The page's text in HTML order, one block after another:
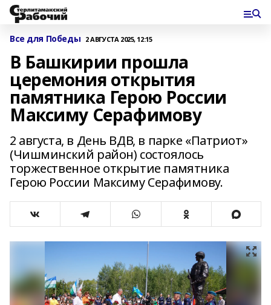
Все для Победы 2 АВГУСТА 2025, 12:15
В Башкирии прошла
церемония открытия
памятника Герою России
Максиму Серафимову
2 августа, в День ВДВ, в парке «Патриот»
(Чишминский район) состоялось
торжественное открытие памятника
Герою России Максиму Серафимову.